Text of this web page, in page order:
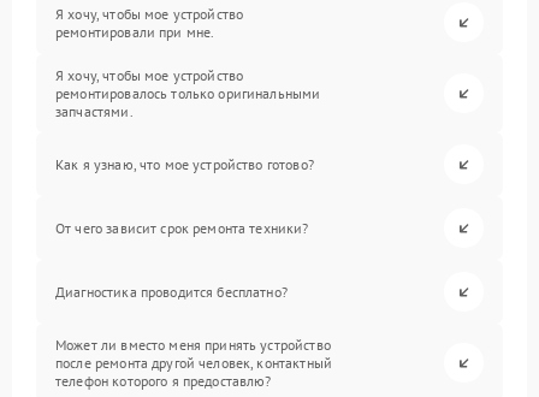
Я хочу, чтобы мое устройство
ремонтировали при мне.
Я хочу, чтобы мое устройство
ремонтировалось только оригинальными
запчастями.
Как я узнаю, что мое устройство готово?
От чего зависит срок ремонта техники?
Диагностика проводится бесплатно?
Может ли вместо меня принять устройство
после ремонта другой человек, контактный
телефон которого я предоставлю?